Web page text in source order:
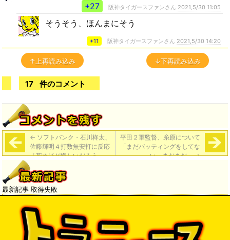
+27
阪神タイガースファンさん 2021,5/30 11:05
そうそう、ほんまにそう
+11 阪神タイガースファンさん 2021,5/30 14:20
↑上再読み込み ↓下再読み込み
17 件のコメント
← ソフトバンク・石川柊太、
佐藤輝明４打数無安打に反応
「死ぬほど悔しいだろう」
平田２軍監督、糸原について
「まだバッティングをしてな
い。まだまだ」→
最新記事 取得失敗